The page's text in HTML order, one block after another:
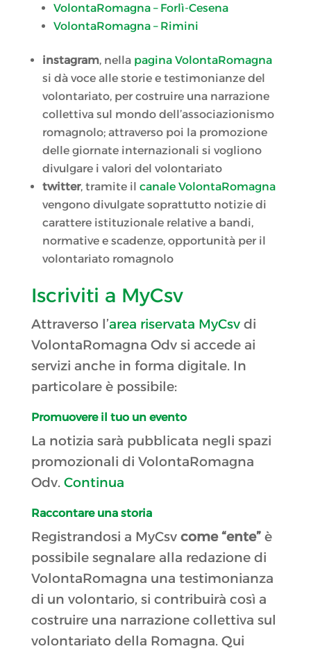
VolontaRomagna – Forlì-Cesena
VolontaRomagna – Rimini
instagram, nella pagina VolontaRomagna
si dà voce alle storie e testimonianze del
volontariato, per costruire una narrazione
collettiva sul mondo dell’associazionismo
romagnolo; attraverso poi la promozione
delle giornate internazionali si vogliono
divulgare i valori del volontariato
twitter, tramite il canale VolontaRomagna
vengono divulgate soprattutto notizie di
carattere istituzionale relative a bandi,
normative e scadenze, opportunità per il
volontariato romagnolo
Iscriviti a MyCsv
Attraverso l’area riservata MyCsvdi
VolontaRomagna Odv si accede ai
servizi anche in forma digitale. In
particolare è possibile:
Promuovere il tuo un evento
La notizia sarà pubblicata negli spazi
promozionali di VolontaRomagna
Odv. Continua
Raccontare una storia
Registrandosi a MyCsv come “ente”è
possibile segnalare alla redazione di
VolontaRomagna una testimonianza
di un volontario, si contribuirà così a
costruire una narrazione collettiva sul
volontariato della Romagna. Qui